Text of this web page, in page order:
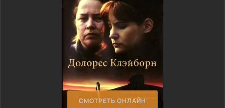
СМОТРЕТЬ ОНЛАЙН